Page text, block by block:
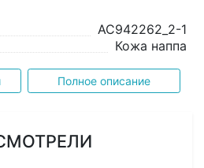
AC942262_2-1
Кожа наппа
Полное описание